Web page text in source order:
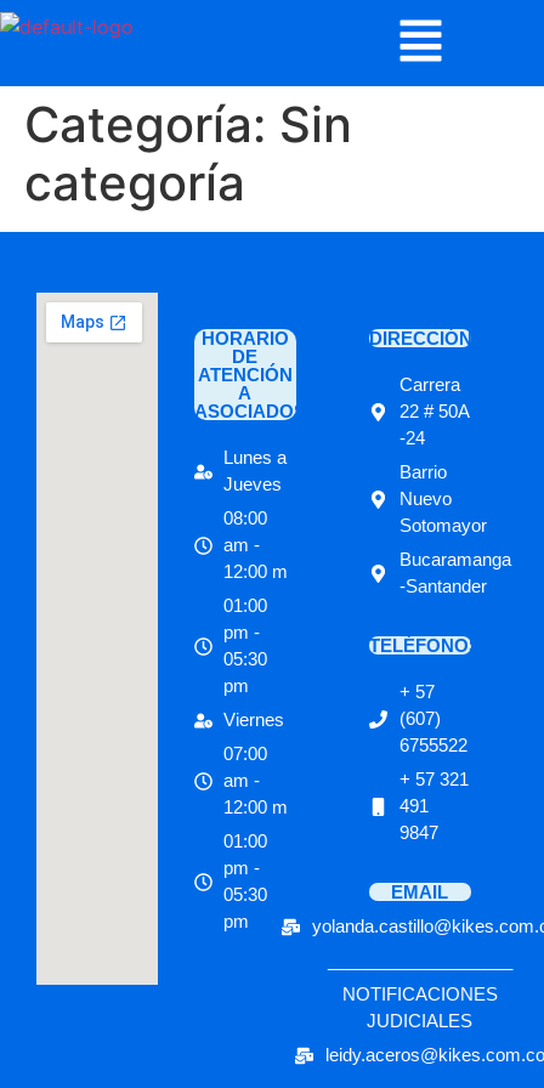
Categoría: Sin
categoría
HORARIO
DE
ATENCIÓN
A
ASOCIADOS
Lunes a
Jueves
08:00
am -
12:00 m
01:00
pm -
05:30
pm
Viernes
07:00
am -
12:00 m
01:00
pm -
05:30
pm
DIRECCIÓN
Carrera
22 # 50A
-24
Barrio
Nuevo
Sotomayor
Bucaramanga
-Santander
TELÉFONOS
+ 57
(607)
6755522
+ 57 321
491
9847
EMAIL
NOTIFICACIONES
JUDICIALES
leidy.aceros@kikes.com.co